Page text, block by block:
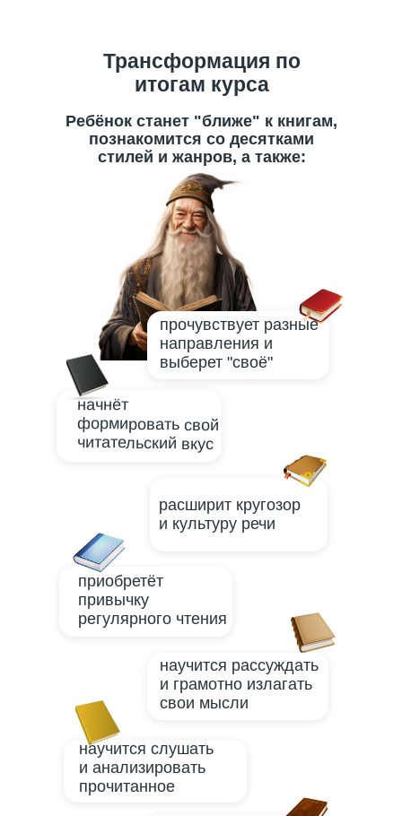
Трансформация по
итогам курса
начнёт
формировать свой
читательский вкус
научится рассуждать
и грамотно излагать
свои мысли
прочувствует разные
направления и
выберет "своё"
приобретёт
привычку
регулярного чтения
научится слушать
и анализировать
прочитанное
Ребёнок станет "ближе" к книгам,
познакомится со десятками
стилей и жанров, а также:
расширит кругозор
и культуру речи